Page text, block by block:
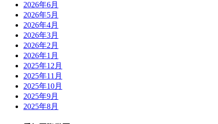
2026年6月
2026年5月
2026年4月
2026年3月
2026年2月
2026年1月
2025年12月
2025年11月
2025年10月
2025年9月
2025年8月